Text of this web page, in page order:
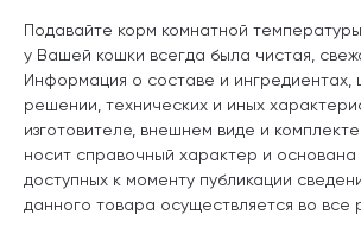
Подавайте корм комнатной
у Вашей кошки всегда была чистая,
Информация о составе и ингредиентах,
решении, технических и иных
изготовителе, внешнем виде и
носит справочный характер и
доступных к моменту публикации
данного товара осуществляется во все